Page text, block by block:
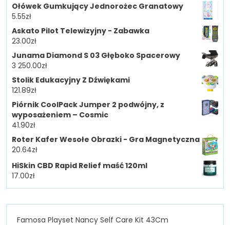
Ołówek Gumkujący Jednorożec Granatowy
5.55zł
Askato Pilot Telewizyjny - Zabawka
23.00zł
Junama Diamond S 03 Głęboko Spacerowy
3 250.00zł
Stolik Edukacyjny Z Dźwiękami
121.89zł
Piórnik CoolPack Jumper 2 podwójny, z
wyposażeniem – Cosmic
41.90zł
Roter Kafer Wesołe Obrazki - Gra Magnetyczna
20.64zł
HiSkin CBD Rapid Relief maść 120ml
17.00zł
Famosa Playset Nancy Self Care Kit 43Cm